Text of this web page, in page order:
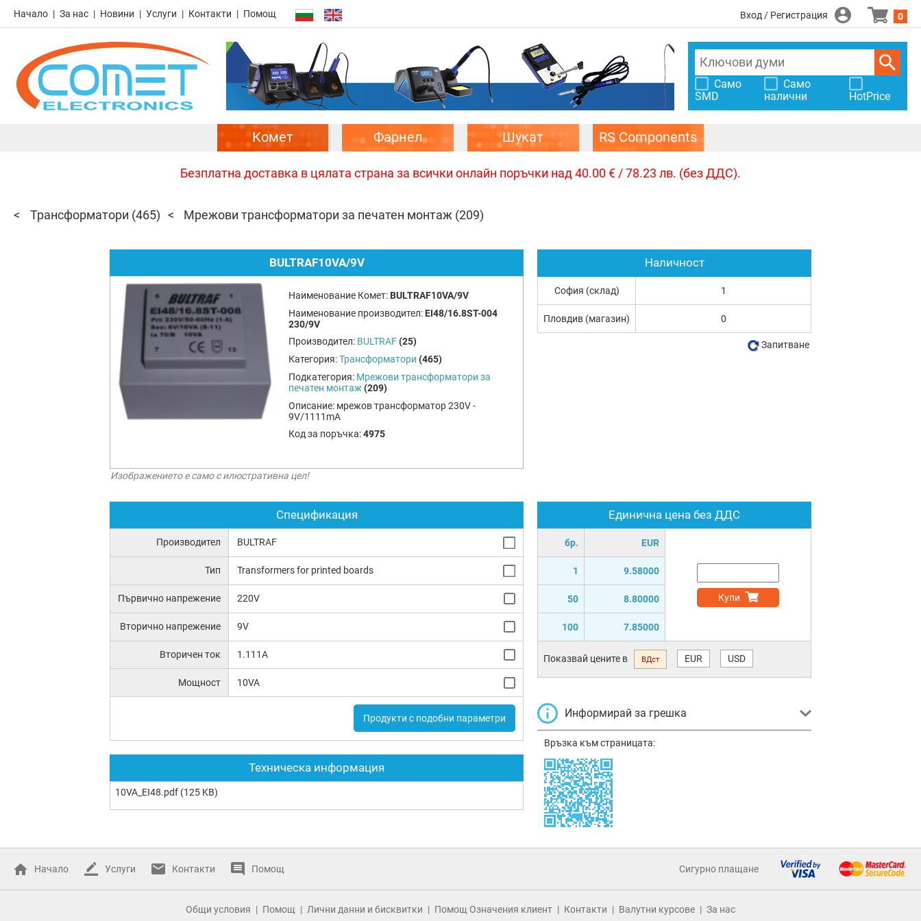
Начало За нас Новини Услуги Контакти Помощ Вход / Регистрация 0
Само
SMD
Само
налични
HotPrice
Комет Фарнел Шукат RS Components
Безплатна доставка в цялата страна за всички онлайн поръчки над 40.00 € / 78.23 лв. (без ДДС).
Трансформатори (465) Мрежови трансформатори за печатен монтаж (209)
BULTRAF10VA/9V
Наименование Комет: BULTRAF10VA/9V
Наименование производител: EI48/16.8ST-004
230/9V
Производител: BULTRAF (25)
Категория:Трансформатори (465)
Подкатегория: Мрежови трансформатори за
печатен монтаж (209)
Описание: мрежов трансформатор 230V -
9V/1111mA
Код за поръчка:4975
Изображението е само с илюстративна цел!
Спецификация
Производител BULTRAF
Тип Transformers for printed boards
Първично напрежение 220V
Вторично напрежение 9V
Вторичен ток 1.111A
Мощност 10VA
Продукти с подобни параметри
Техническа информация
10VA_EI48.pdf (125 KB)
Единична цена без ДДС
бр. EUR
1 9.58000
50 8.80000
100 7.85000
Купи
Показвай цените в ВДст EUR USD
Информирай за грешка
Връзка към страницата:
Наличност
София (склад) 1
Пловдив (магазин) 0
Запитване
Начало Услуги Контакти Помощ Сигурно плащане
Общи условия Помощ Лични данни и бисквитки Помощ Означения клиент Контакти Валутни курсове За нас